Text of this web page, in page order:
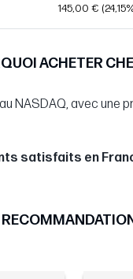
145,00 €
ACHETER
NASDAQ, avec une
satisfaits en